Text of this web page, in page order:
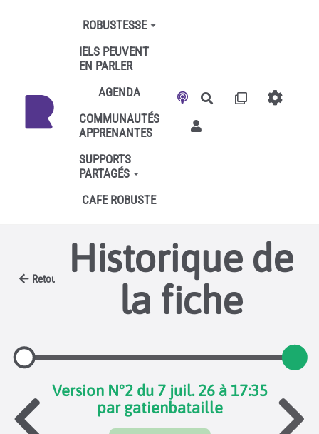
Aller au contenu principal
ROBUSTESSE
IELS PEUVENT
EN PARLER
AGENDA
COMMUNAUTÉS
APPRENANTES
SUPPORTS
PARTAGÉS
CAFE ROBUSTE
Rechercher
Retour
Historique de
la fiche
Version N°2 du 7 juil. 26 à 17:35
par gatienbataille